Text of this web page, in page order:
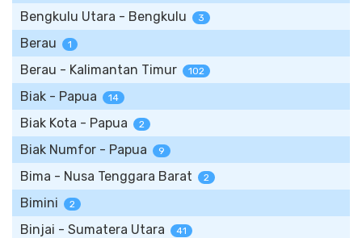
Bengkulu Utara - Bengkulu 3
Berau 1
Berau - Kalimantan Timur 102
Biak - Papua 14
Biak Kota - Papua 2
Biak Numfor - Papua 9
Bima - Nusa Tenggara Barat 2
Bimini 2
Binjai - Sumatera Utara 41